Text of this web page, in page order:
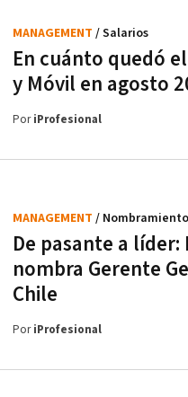
En cuánto quedó
y Móvil en agosto
MANAGEMENT / Salarios
PoriProfesional
De pasante a
nombra Gerente
Chile
MANAGEMENT /
PoriProfesional